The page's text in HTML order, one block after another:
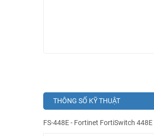
THÔNG SỐ KỸ THUẬT
FS-448E - Fortinet FortiSwitch 448E